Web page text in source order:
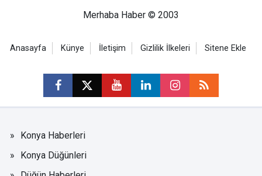
Merhaba Haber © 2003
Anasayfa Künye İletişim Gizlilik İlkeleri Sitene Ekle
Konya Haberleri
Konya Düğünleri